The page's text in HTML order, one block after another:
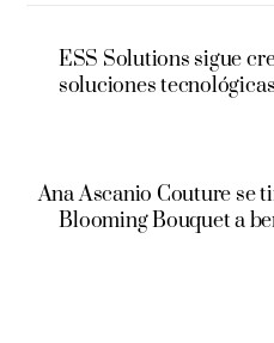
ESS Solutions sigue
soluciones tecnológicas
Ana Ascanio Couture se
Blooming Bouquet a